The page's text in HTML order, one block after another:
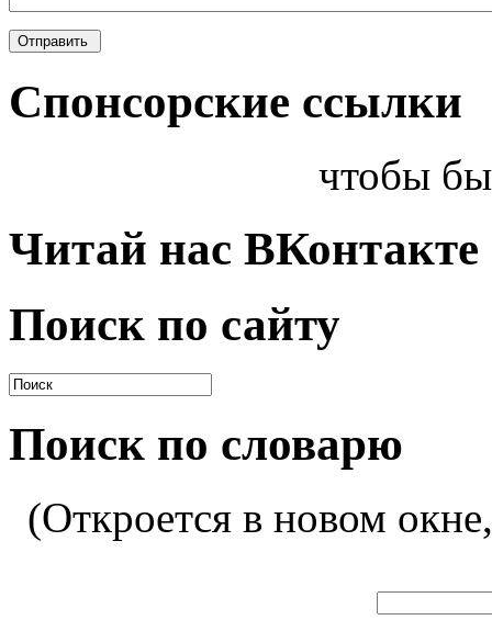
Спонсорские ссылки
чтобы
Читай нас ВКонтакте
Поиск по сайту
Поиск по словарю
(Откроется в новом